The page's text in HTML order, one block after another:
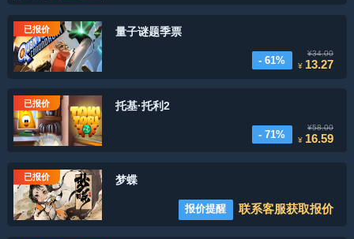
已报价 量子谜题季票
- 61%
¥34.00
¥ 13.27
已报价 托基·托利2
- 71%
¥58.00
¥ 16.59
已报价 梦蝶
报价提醒 联系客服获取报价